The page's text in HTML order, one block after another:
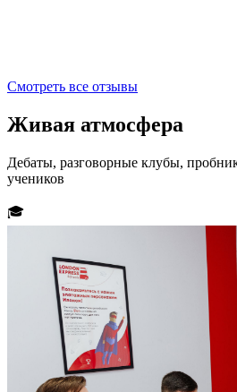
Смотреть все отзывы
Живая атмосфера
Дебаты, разговорные клубы,
учеников
🎓